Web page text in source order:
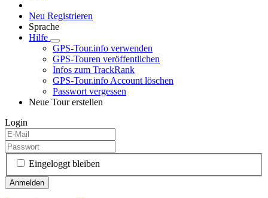
Neu Registrieren
Sprache
Hilfe
GPS-Tour.info verwenden
GPS-Touren veröffentlichen
Infos zum TrackRank
GPS-Tour.info Account löschen
Passwort vergessen
Neue Tour erstellen
Login
Eingeloggt bleiben